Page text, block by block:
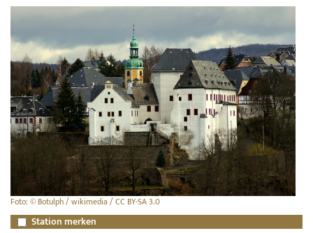
Foto: © Botulph / wikimedia / CC BY-SA 3.0
Station merken